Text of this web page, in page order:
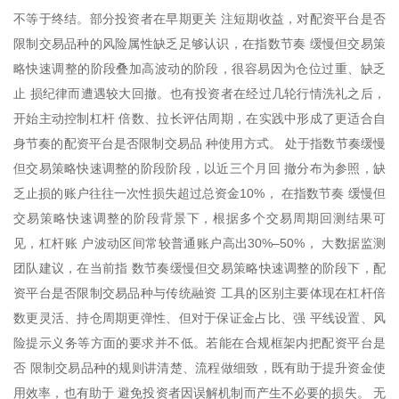
不等于终结。部分投资者在早期更关 注短期收益，对配资平台是否
限制交易品种的风险属性缺乏足够认识，在指数节奏 缓慢但交易策
略快速调整的阶段叠加高波动的阶段，很容易因为仓位过重、缺乏
止 损纪律而遭遇较大回撤。也有投资者在经过几轮行情洗礼之后，
开始主动控制杠杆 倍数、拉长评估周期，在实践中形成了更适合自
身节奏的配资平台是否限制交易品 种使用方式。 处于指数节奏缓慢
但交易策略快速调整的阶段阶段，以近三个月回 撤分布为参照，缺
乏止损的账户往往一次性损失超过总资金10%， 在指数节奏 缓慢但
交易策略快速调整的阶段背景下，根据多个交易周期回测结果可
见，杠杆账 户波动区间常较普通账户高出30%–50%， 大数据监测
团队建议，在当前指 数节奏缓慢但交易策略快速调整的阶段下，配
资平台是否限制交易品种与传统融资 工具的区别主要体现在杠杆倍
数更灵活、持仓周期更弹性、但对于保证金占比、强 平线设置、风
险提示义务等方面的要求并不低。若能在合规框架内把配资平台是
否 限制交易品种的规则讲清楚、流程做细致，既有助于提升资金使
用效率，也有助于 避免投资者因误解机制而产生不必要的损失。 无